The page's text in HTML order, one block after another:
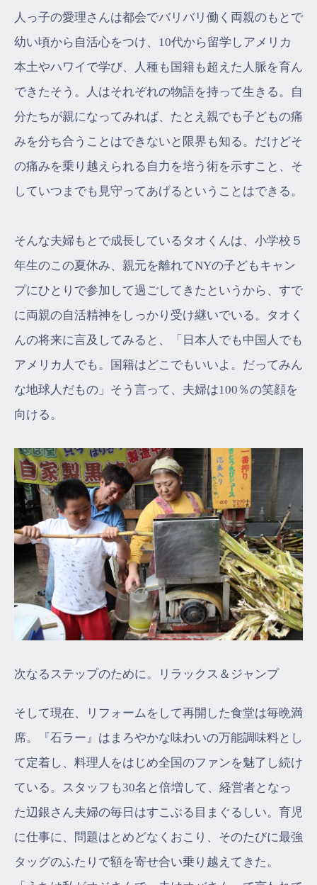
人っ子の愛理さんは都会でバリバリ働く両親のもとで
幼い頃から自活心をつけ、10代から留学しアメリカ
本土やハワイで学び、人種も国籍も超えた人脈を育ん
できたそう。人はそれぞれの物語を持って生きる。自
分たちが親になってみれば、たとえ親でも子どもの痛
みを分ち合うことはできないと限界も知る。だけどそ
の痛みを乗り越えられる自力を培う術を示すこと、そ
していつまでも見守ってあげるということはできる。
そんな夫婦もとで成長しているタオくんは、小学校５
年生のこの夏休み、親元を離れてNYの子どもキャン
プにひとりで参加して過ごしてきたというから、すで
に両親の自活精神をしっかり受け継いでいる。タオく
んの将来に言及してみると、「日本人でも中国人でも
アメリカ人でも。国籍はどこでもいいよ。だってみん
な地球人だもの」そう言って、夫婦は100％の笑顔を
向ける。
次なるステップのために。リラックス＆ジャンプ
そして現在、リフォームをして再開した食堂は毎晩満
席。『石ラー』はまろやかな味わいの万能調味料とし
て定着し、料理人をはじめ全国のファンを魅了し続け
ている。スタッフも30名と倍増して、経営者となっ
た辺銀さん夫婦の毎日はすこぶる目まぐるしい。育児
に仕事に、問題はとめどなくおこり、そのたびに最強
タッグのふたりで額を寄せ合い乗り越えてきた。